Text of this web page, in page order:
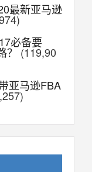
最新亚马逊
必备要
？ (119,90
亚马逊FBA